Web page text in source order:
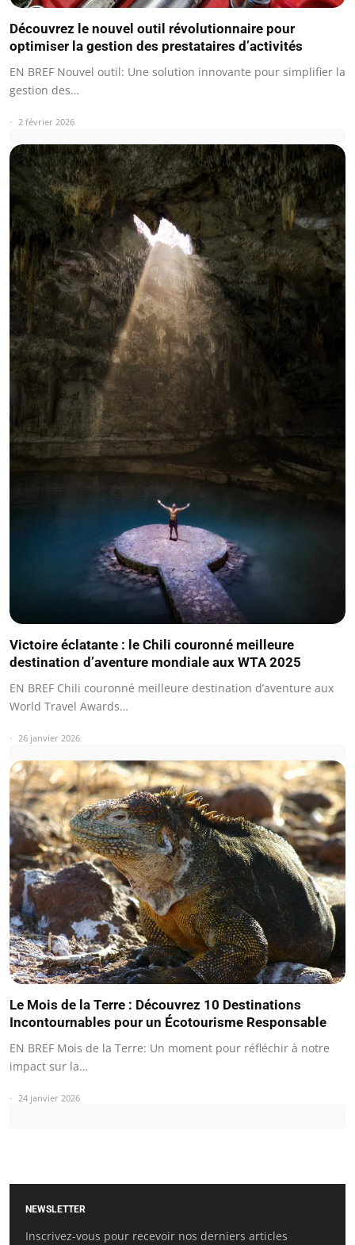
Découvrez le nouvel outil révolutionnaire pour
optimiser la gestion des prestataires d’activités
EN BREF Nouvel outil: Une solution innovante pour simplifier la
gestion des…
2 février 2026
Victoire éclatante : le Chili couronné meilleure
destination d’aventure mondiale aux WTA 2025
EN BREF Chili couronné meilleure destination d’aventure aux
World Travel Awards…
26 janvier 2026
Le Mois de la Terre : Découvrez 10 Destinations
Incontournables pour un Écotourisme Responsable
EN BREF Mois de la Terre: Un moment pour réfléchir à notre
impact sur la…
24 janvier 2026
NEWSLETTER
Inscrivez-vous pour recevoir nos derniers articles